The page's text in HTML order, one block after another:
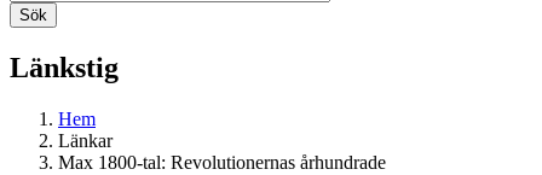
Länkstig
Hem
Länkar
Max 1800-tal: Revolutionernas århundrade